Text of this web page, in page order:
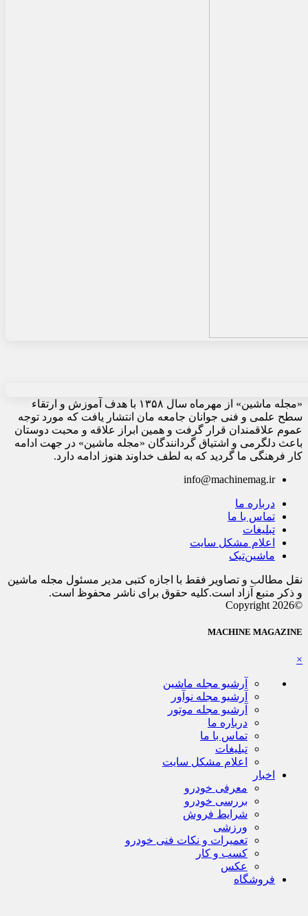
«مجله ماشین» از مهرماه سال ۱۳۵۸ با هدف آموزش و ارتقاء
سطح علمی و فنی جوانان جامعه مان انتشار یافت که مورد توجه
عموم علاقمندان قرار گرفت و همین ابراز علاقه و محبت دوستان
باعث دلگرمی و اشتیاق گردانندگان «مجله ماشین» در جهت ادامه
کار فرهنگی ما گردید که به لطف خداوند هنوز ادامه دارد.
info@machinemag.ir
درباره ما
تماس با ما
تبلیغات
اعلام مشکل سایت
ماشین‌تیک
نقل مطالب و تصاویر فقط با اجازه کتبی مدیر مسئول مجله ماشین
و ذکر منبع آزاد است.کلیه حقوق برای ناشر محفوظ است.
©Copyright 2026
MACHINE MAGAZINE
×
آرشیو مجله ماشین
آرشیو مجله نوآور
آرشیو مجله موتور
درباره ما
تماس با ما
تبلیغات
اعلام مشکل سایت
اخبار
معرفی خودرو
بررسی خودرو
شرایط فروش
ورزشی
تعمیرات و نکات فنی خودرو
کسب و کار
عکس
فروشگاه